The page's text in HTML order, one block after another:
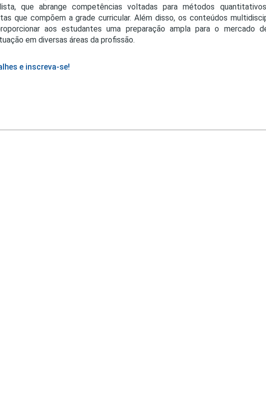
que abrange competências voltadas para métodos
que compõem a grade curricular. Além disso, os conteúdos
aos estudantes uma preparação ampla para o mercado
em diversas áreas da profissão.
e inscreva-se!